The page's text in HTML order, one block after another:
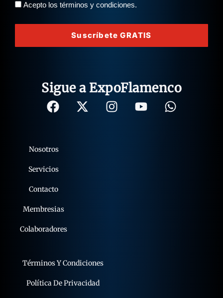
Acepto los términos y condiciones.
Suscríbete GRATIS
Sigue a ExpoFlamenco
Términos Y Condiciones
Política De Privacidad
Nosotros
Servicios
Contacto
Membresias
Colaboradores